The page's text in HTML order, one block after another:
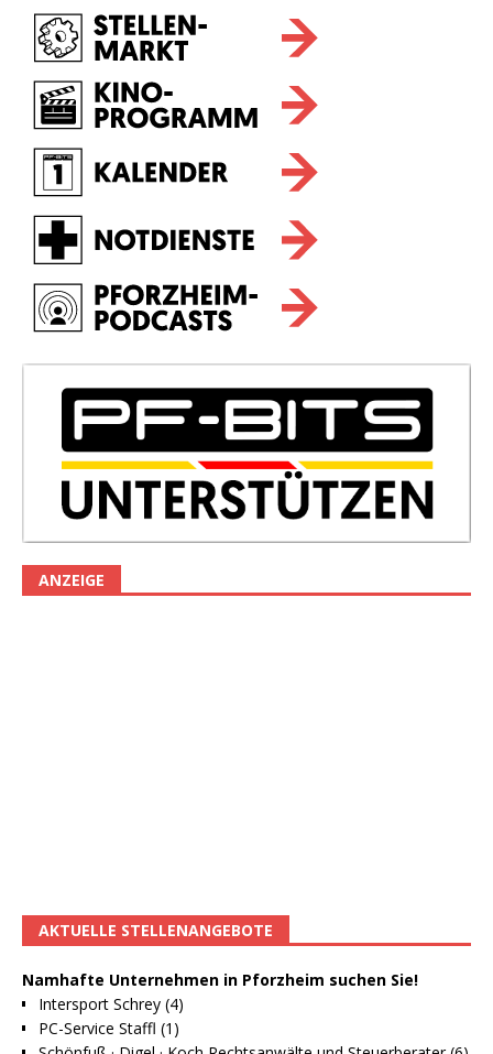
ANZEIGE
AKTUELLE STELLENANGEBOTE
Namhafte Unternehmen in Pforzheim suchen Sie!
Intersport Schrey (4)
PC-Service Staffl (1)